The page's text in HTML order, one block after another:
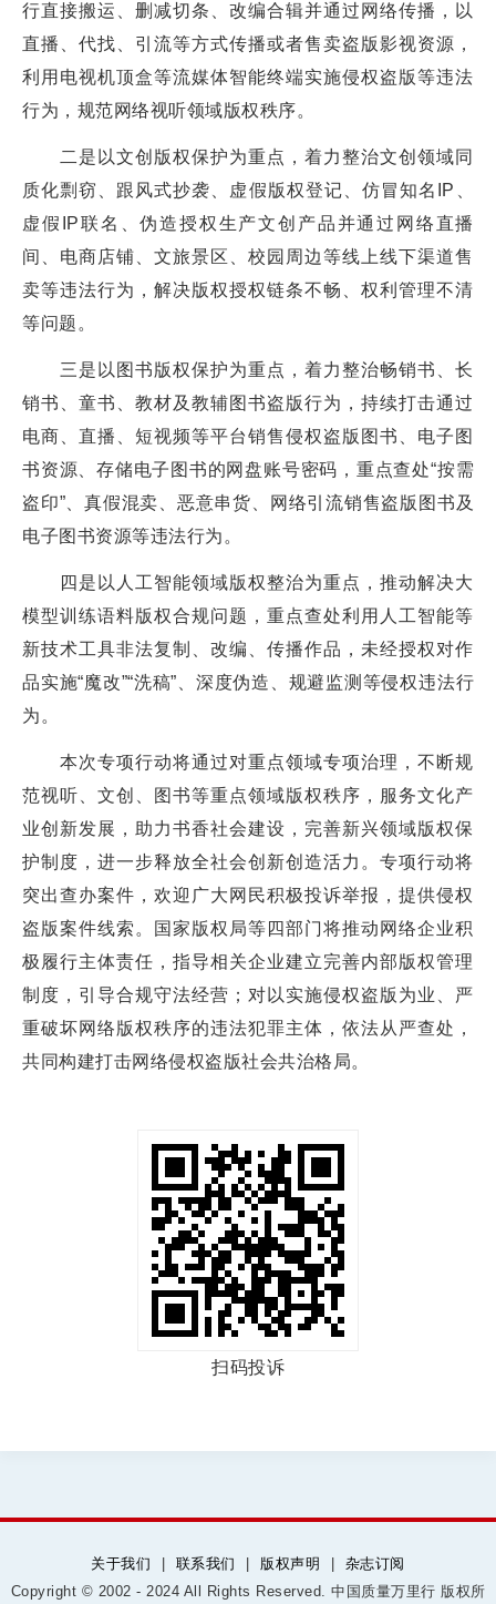
行直接搬运、删减切条、改编合辑并通过网络传播，以
直播、代找、引流等方式传播或者售卖盗版影视资源，
利用电视机顶盒等流媒体智能终端实施侵权盗版等违法
行为，规范网络视听领域版权秩序。
二是以文创版权保护为重点，着力整治文创领域同
质化剽窃、跟风式抄袭、虚假版权登记、仿冒知名IP、
虚假IP联名、伪造授权生产文创产品并通过网络直播
间、电商店铺、文旅景区、校园周边等线上线下渠道售
卖等违法行为，解决版权授权链条不畅、权利管理不清
等问题。
三是以图书版权保护为重点，着力整治畅销书、长
销书、童书、教材及教辅图书盗版行为，持续打击通过
电商、直播、短视频等平台销售侵权盗版图书、电子图
书资源、存储电子图书的网盘账号密码，重点查处“按需
盗印”、真假混卖、恶意串货、网络引流销售盗版图书及
电子图书资源等违法行为。
四是以人工智能领域版权整治为重点，推动解决大
模型训练语料版权合规问题，重点查处利用人工智能等
新技术工具非法复制、改编、传播作品，未经授权对作
品实施“魔改”“洗稿”、深度伪造、规避监测等侵权违法行
为。
本次专项行动将通过对重点领域专项治理，不断规
范视听、文创、图书等重点领域版权秩序，服务文化产
业创新发展，助力书香社会建设，完善新兴领域版权保
护制度，进一步释放全社会创新创造活力。专项行动将
突出查办案件，欢迎广大网民积极投诉举报，提供侵权
盗版案件线索。国家版权局等四部门将推动网络企业积
极履行主体责任，指导相关企业建立完善内部版权管理
制度，引导合规守法经营；对以实施侵权盗版为业、严
重破坏网络版权秩序的违法犯罪主体，依法从严查处，
共同构建打击网络侵权盗版社会共治格局。
扫码投诉
关于我们 联系我们 版权声明
杂志订阅
Copyright © 2002 - 2024 All Rights Reserved. 中国质量万里行 版权所